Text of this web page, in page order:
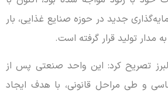
جدید در حوزه صنایع غذایی، بار
مدار تولید قرار گرفته است.
تصریح کرد: این واحد صنعتی پس از
و طی مراحل قانونی، با هدف ایجاد